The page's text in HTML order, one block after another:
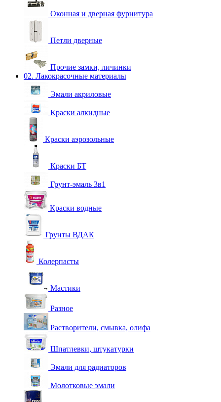
Оконная и дверная фурнитура
Петли дверные
Прочие замки, личинки
02. Лакокрасочные материалы
Эмали акриловые
Краски алкидные
Краски аэрозольные
Краски БТ
Грунт-эмаль 3в1
Краски водные
Грунты ВДАК
Колерпасты
Мастики
Разное
Растворители, смывка, олифа
Шпатлевки, штукатурки
Эмали для радиаторов
Молотковые эмали